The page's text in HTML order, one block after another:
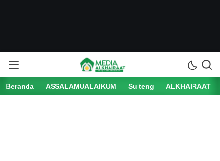
Beranda ASSALAMUALAIKUM Sulteng ALKHAIRAAT